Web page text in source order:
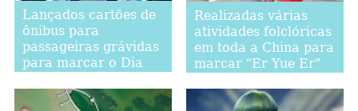
Lançados cartões de
ônibus para
passageiras grávidas
para marcar o Dia
Mulher em Shandong
Realizadas várias
atividades folclóricas
em toda a China para
marcar "Er Yue Er"